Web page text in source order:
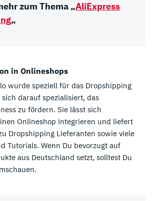
zum Thema „AliExpress
„
in Onlineshops
wurde speziell für das Dropshipping
darauf spezialisiert, das
zu fördern. Sie lässt sich
Onlineshop integrieren und liefert
Dropshipping Lieferanten sowie viele
Tutorials. Wenn Du bevorzugt auf
aus Deutschland setzt, solltest Du